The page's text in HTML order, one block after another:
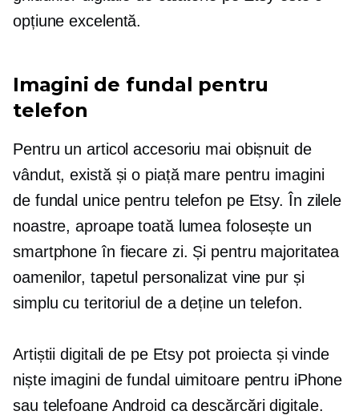
opțiune excelentă.
Imagini de fundal pentru
telefon
Pentru un articol accesoriu mai obișnuit de
vândut, există și o piață mare pentru imagini
de fundal unice pentru telefon pe Etsy. În zilele
noastre, aproape toată lumea folosește un
smartphone în fiecare zi. Și pentru majoritatea
oamenilor, tapetul personalizat vine pur și
simplu cu teritoriul de a deține un telefon.
Artiștii digitali de pe Etsy pot proiecta și vinde
niște imagini de fundal uimitoare pentru iPhone
sau telefoane Android ca descărcări digitale.